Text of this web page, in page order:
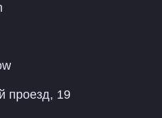
проезд, 19